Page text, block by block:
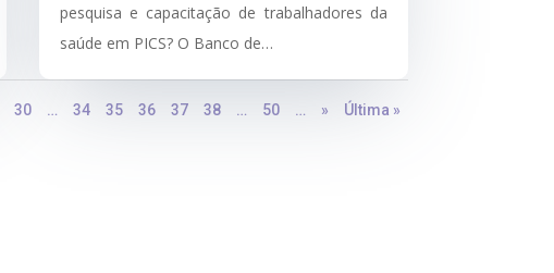
pesquisa e capacitação de trabalhadores da
saúde em PICS? O Banco de…
30 … 34 35 36 37 38 … 50 … » Última »